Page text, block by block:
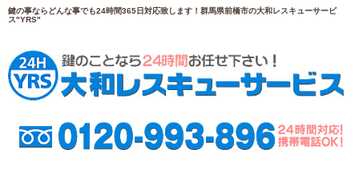
鍵の事ならどんな事でも24時間365日対応致します！群馬県前橋市の大和レスキューサービ
ス"YRS"